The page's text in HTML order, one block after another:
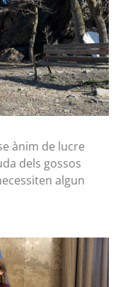
ànim de lucre
dels gossos
algun